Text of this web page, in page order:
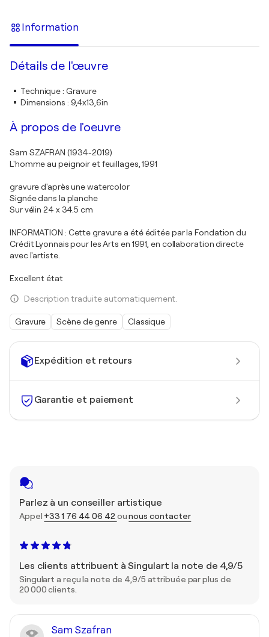
Expédition et retours
Garantie et paiement
Parlez à un conseiller artistique
Appel +33 1 76 44 06 42 ounous contacter
Les clients attribuent à Singulart la note de 4,9/5
Singulart a reçu la note de 4,9/5 attribuée par plus de
20 000 clients.
Sam Szafran
Information
Détails de l'œuvre
Technique: Gravure
Dimensions : 9,4x13,6in
À propos de l'oeuvre
Sam SZAFRAN (1934-2019)
L'homme au peignoir et feuillages, 1991
gravure d'après une watercolor
Signée dans la planche
Sur vélin 24 x 34.5 cm
INFORMATION : Cette gravure a été éditée par la Fondation du
Crédit Lyonnais pour les Arts en 1991, en collaboration directe
avec l'artiste.
Excellent état
Description traduite automatiquement.
Gravure Scène de genre Classique